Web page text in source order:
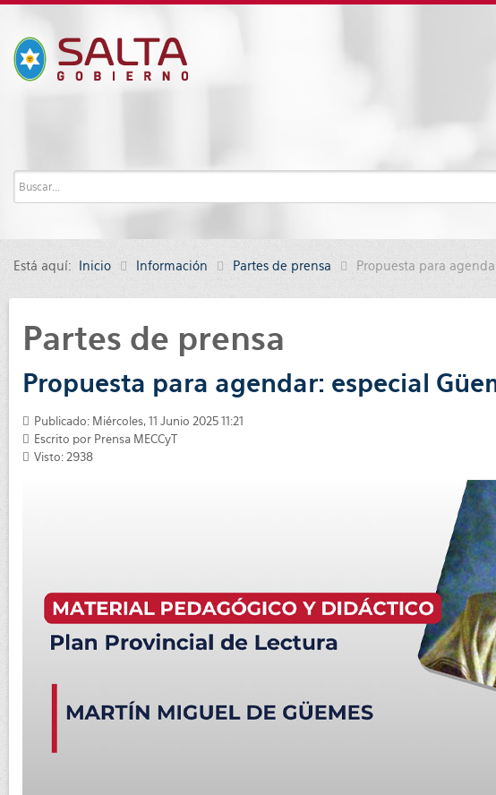
Está aquí: Inicio Información Partes de prensa Propuesta para
Partes de prensa
Propuesta para agendar: especial
Publicado: Miércoles, 11 Junio 2025 11:21
Escrito por Prensa MECCyT
Visto: 2938